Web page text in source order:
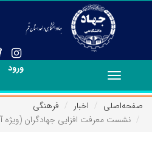
ورود
Toggle
navigation
صفحه‌اصلی
اخبار
فرهنگی
نشست معرفت افزایی جهادگران (ویژه